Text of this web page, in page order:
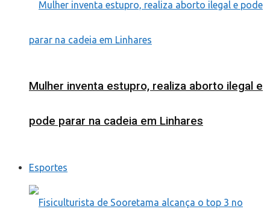
Mulher inventa estupro, realiza aborto ilegal e
pode parar na cadeia em Linhares
Esportes